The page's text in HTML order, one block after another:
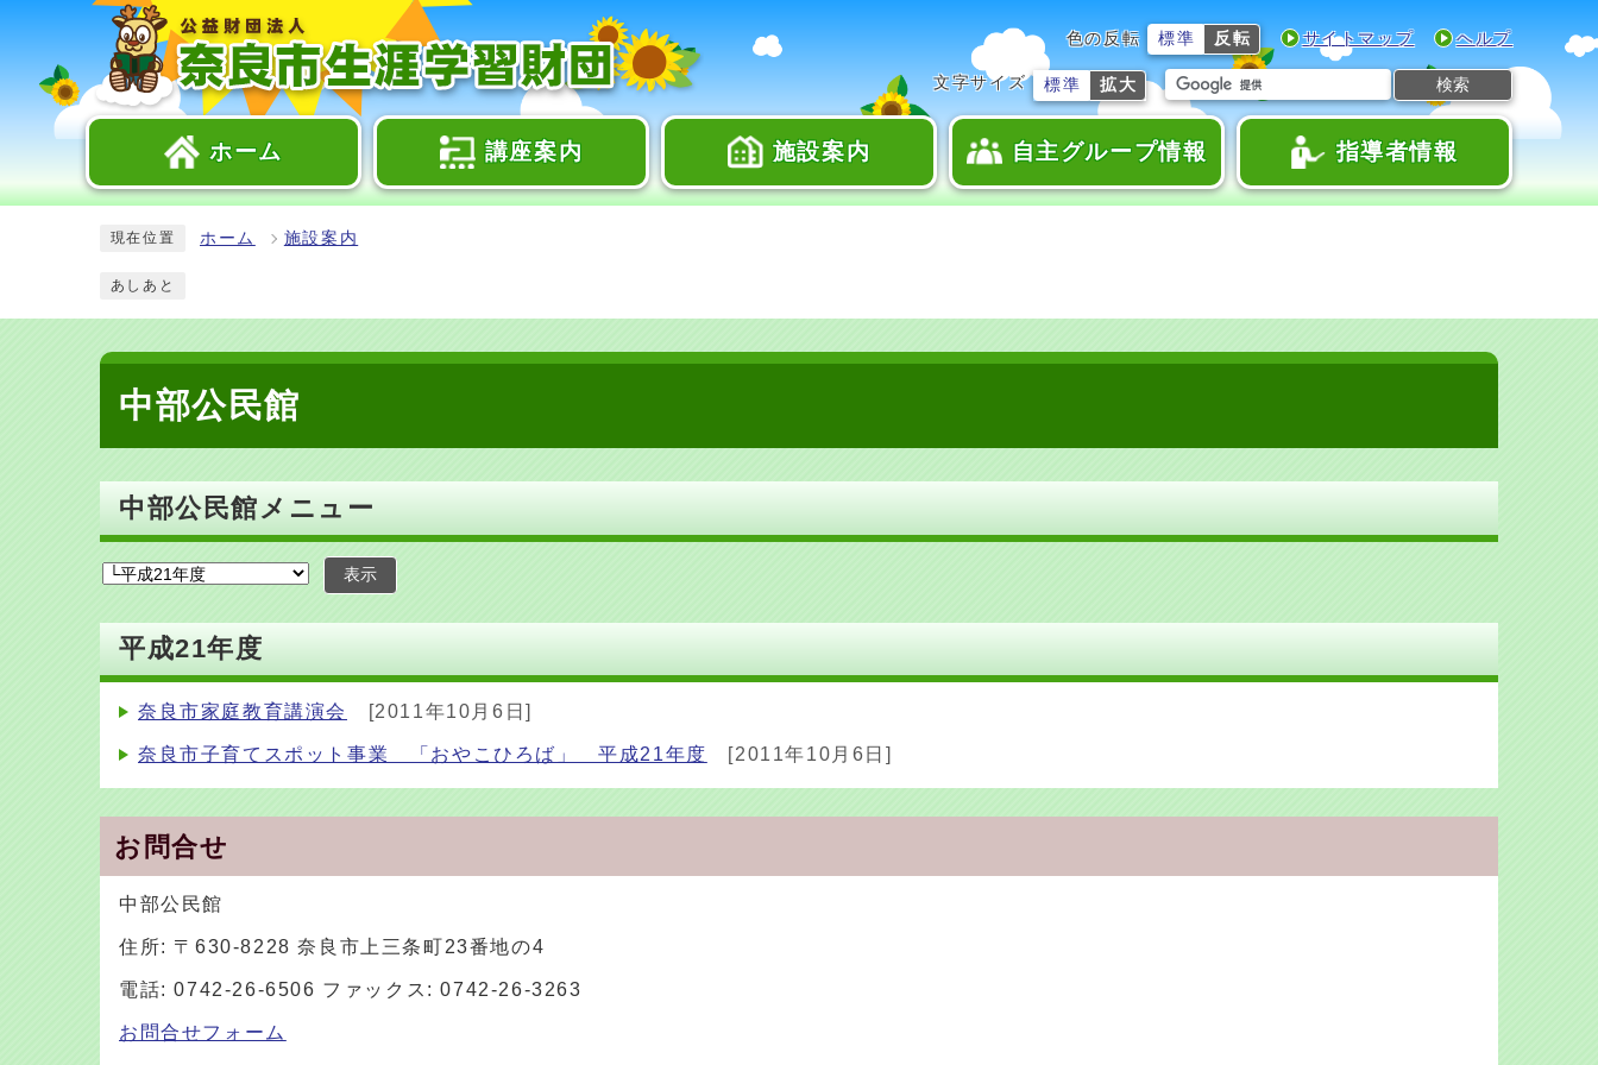
色の反転 標準 反転 サイトマップ ヘルプ
文字サイズ 標準 拡大 検索
ホーム 講座案内 施設案内 自主グループ情報 指導者情報
現在位置 ホーム 施設案内
あしあと
中部公民館
中部公民館メニュー
表示
平成21年度
奈良市家庭教育講演会 [2011年10月6日]
奈良市子育てスポット事業 「おやこひろば」 平成21年度 [2011年10月6日]
お問合せ
中部公民館
住所: 〒630-8228 奈良市上三条町23番地の4
電話: 0742-26-6506 ファックス: 0742-26-3263
お問合せフォーム